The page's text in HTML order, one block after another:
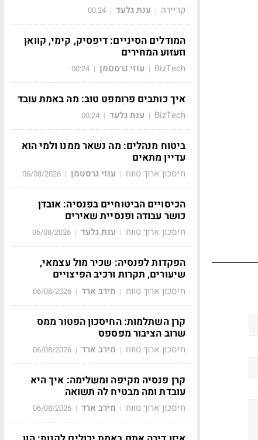
קריירה | ענת גלעד |
00:24
המודלים הסיניים: דיפסיק, קימי, קוואן
וזעזוע המחירים
BizTech
| עוזי גרסטמן |
00:24
איך כותבים פרומפט טוב: מה באמת עובד
BizTech
| ענת גלעד |
00:24
ביטוח מנהלים: מה נשאר ממנו ולמי הוא
עדיין מתאים
חיסכון ארוך טווח | עוזי גרסטמן |
06/08/2026
הכיסויים הביטוחיים בפנסיה: אובדן
כושר עבודה ופנסיית שאירים
חיסכון ארוך טווח | ענת גלעד |
06/08/2026
הפקדות לפנסיה: שכיר מול עצמאי,
שיעורים, תקרות ורכיב הפיצויים
חיסכון ארוך טווח | מירב ארד |
06/08/2026
קרן השתלמות: החיסכון הפטור ממס
שרוב הציבור מפספס
חיסכון ארוך טווח | מירב ארד |
06/08/2026
קרן פנסיה מקיפה ומשלימה: איך היא
עובדת ומה מבטיח לה תשואה
חיסכון ארוך טווח | מירב ארד |
06/08/2026